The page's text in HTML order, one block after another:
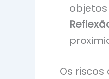
Os